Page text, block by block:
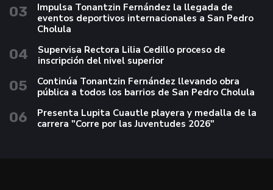
03
Impulsa Tonantzin Fernández la llegada de
eventos deportivos internacionales a San Pedro
Cholula
04
Supervisa Rectora Lilia Cedillo proceso de
inscripción del nivel superior
05
Continúa Tonantzin Fernández llevando obra
pública a todos los barrios de San Pedro Cholula
06
Presenta Lupita Cuautle playera y medalla de la
carrera "Corre por las Juventudes 2026"